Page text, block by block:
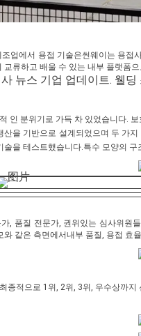
업에서 용접 기술은썬웨이는 용접
류하고 배울 수 있는 내부 플랫폼
인 분위기로 가득 차 있었습니다.
산을 기반으로 설계되었으며 두 가
술을 테스트했습니다.특수 모양의
, 품질 전문가, 권위있는 심사위원
같은 측면에서내부 품질, 용접 효
종적으로 1위, 2위, 3위, 우수상까